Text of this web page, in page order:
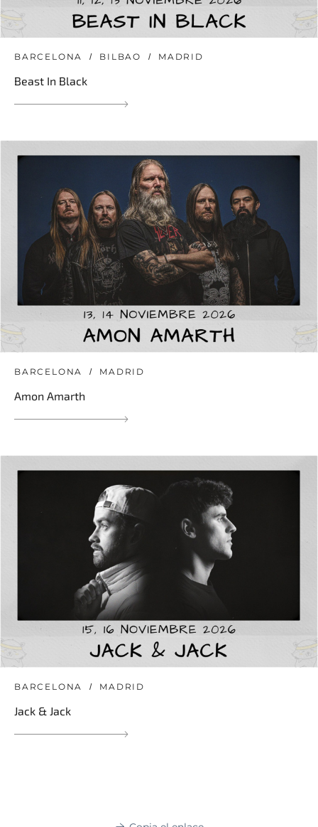
BARCELONA BILBAO MADRID
Beast In Black
BARCELONA MADRID
Amon Amarth
BARCELONA MADRID
Jack & Jack